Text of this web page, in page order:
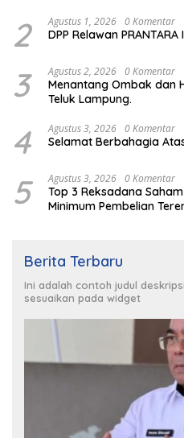
2 Agustus 1, 2026 0 Komentar
DPP Relawan
3 Agustus 2, 2026 0 Komentar
Menantang Ombak dan
Teluk Lampung.
4 Agustus 3, 2026 0 Komentar
Selamat Berbahagia
5 Agustus 3, 2026 0 Komentar
Top 3 Reksadana
Minimum Pembelian
Berita Terbaru
Ini adalah contoh judul
sesuaikan pada widget